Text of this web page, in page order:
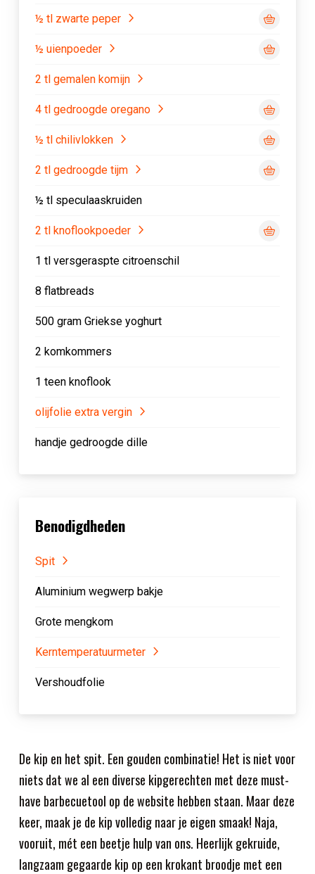
De kip en het spit. Een gouden combinatie! Het is niet voor
niets dat we al een diverse kipgerechten met deze must-
have barbecuetool op de website hebben staan. Maar deze
keer, maak je de kip volledig naar je eigen smaak! Naja,
vooruit, mét een beetje hulp van ons. Heerlijk gekruide,
langzaam gegaarde kip op een krokant broodje met een
½ tl zwarte peper
½ uienpoeder
2 tl gemalen komijn
4 tl gedroogde oregano
½ tl chilivlokken
2 tl gedroogde tijm
½ tl speculaaskruiden
2 tl knoflookpoeder
1 tl versgeraspte citroenschil
8 flatbreads
500 gram Griekse yoghurt
2 komkommers
1 teen knoflook
olijfolie extra vergin
handje gedroogde dille
Benodigdheden
Spit
Aluminium wegwerp bakje
Grote mengkom
Kerntemperatuurmeter
Vershoudfolie